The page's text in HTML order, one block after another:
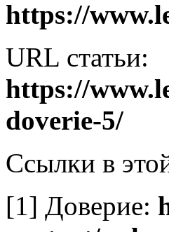
https://
URL статьи:
https://
doverie-5/
Ссылки в
[1] Доверие: